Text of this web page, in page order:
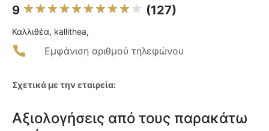
9 (127)
Καλλιθέα, kallithea,
Εμφάνιση αριθμού τηλεφώνου
Σχετικά με την εταιρεία:
Αξιολογήσεις από τους παρακάτω